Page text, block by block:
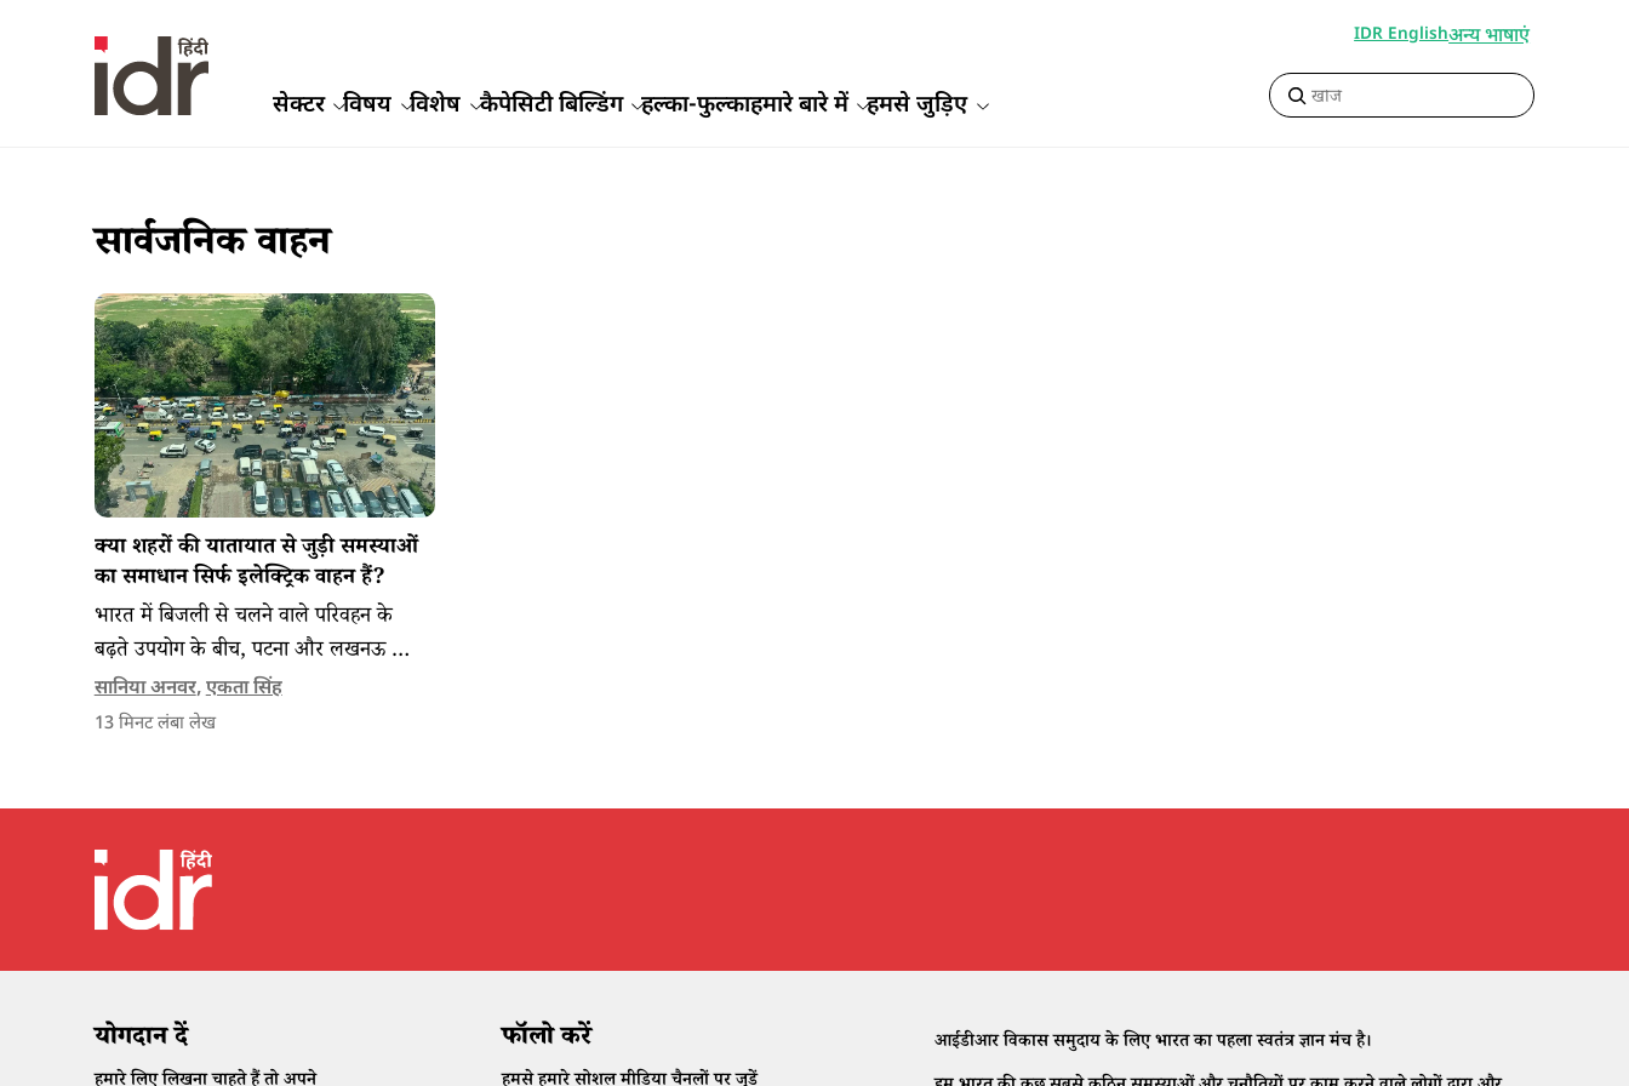
सेक्टर विषय विशेष कैपेसिटी बिल्डिंग हल्का-फुल्काहमारे बारे में हमसे जुड़िए
IDR Englishअन्य भाषाएं
सार्वजनिक वाहन
क्या शहरों की यातायात से जुड़ी समस्याओं
का समाधान सिर्फ इलेक्ट्रिक वाहन हैं?
भारत में बिजली से चलने वाले परिवहन के
बढ़ते उपयोग के बीच, पटना और लखनऊ का
अनुभव दिखाता है कि शहरी आवाजाही का
भविष्य केवल तकनीक नहीं, बल्कि सुरक्षित,
सानिया अनवर,एकता सिंह
13मिनट लंबा लेख
योगदान दें
आईडीआर विकास समुदाय के लिए भारत का पहला स्वतंत्र ज्ञान मंच है।
फॉलो करें